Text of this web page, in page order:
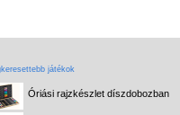
játékok
Óriási rajzkészlet díszdobozban